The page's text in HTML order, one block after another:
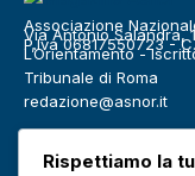
Associazione
Via Antonio Salandra,
P.Iva 06817550723 -
L’Orientamento -
Tribunale di Roma
redazione@asnor.it
Benessere
Rispettiamo la